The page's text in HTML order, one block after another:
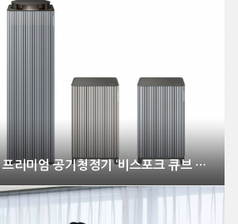
삼성전자, AI 기능 프리미엄 공기청정기 ‘비스포크 큐브 에어 인피니트 라인’ 출시